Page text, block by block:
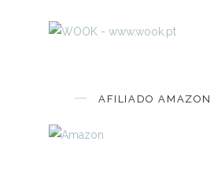
AFILIADO AMAZON